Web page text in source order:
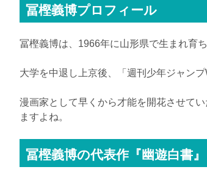
冨樫義博プロフィール
冨樫義博は、1966年に山形県で生まれ育
大学を中退し上京後、「週刊少年ジャン
漫画家として早くから才能を開花させて
ますよね。
冨樫義博の代表作『幽遊白書』